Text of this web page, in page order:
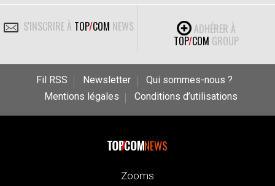
S'INSCRIRE À TOP/COM NEWS
ADHÉRER À
TOP/COM GROUP
Fil RSS Newsletter
Qui sommes-nous ?
Mentions légales
Conditions d’utilisations
NEWS
Zooms